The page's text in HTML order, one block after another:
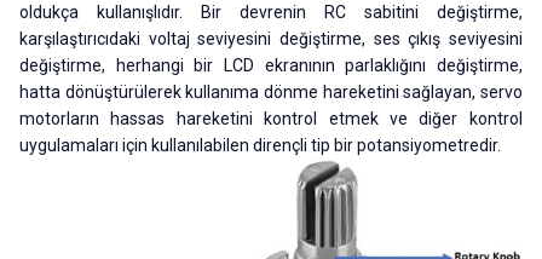
oldukça kullanışlıdır. Bir devrenin RC sabitini değiştirme,
karşılaştırıcıdaki voltaj seviyesini değiştirme, ses çıkış seviyesini
değiştirme, herhangi bir LCD ekranının parlaklığını değiştirme,
hatta dönüştürülerek kullanıma dönme hareketini sağlayan, servo
motorların hassas hareketini kontrol etmek ve diğer kontrol
uygulamaları için kullanılabilen dirençli tip bir potansiyometredir.